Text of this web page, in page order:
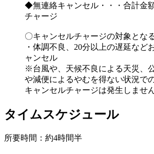
◆無連絡キャンセル・・・合計金
チャージ
〇キャンセルチャージの対象とな
・体調不良、20分以上の遅延など
ャンセル
※台風や、天候不良による天災、
や減便によるやむを得ない状況で
キャンセルチャージは発生しません
タイムスケジュール
所要時間：約4時間半